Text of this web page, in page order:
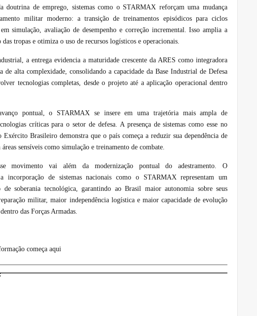
doutrina de emprego, sistemas como o STARMAX reforçam uma mudança
militar moderno: a transição de treinamentos episódicos para ciclos
em simulação, avaliação de desempenho e correção incremental. Isso amplia a
tropas e otimiza o uso de recursos logísticos e operacionais.
a entrega evidencia a maturidade crescente da ARES como integradora
de alta complexidade, consolidando a capacidade da Base Industrial de Defesa
tecnologias completas, desde o projeto até a aplicação operacional dentro
pontual, o STARMAX se insere em uma trajetória mais ampla de
críticas para o setor de defesa. A presença de sistemas como esse no
Brasileiro demonstra que o país começa a reduzir sua dependência de
áreas sensíveis como simulação e treinamento de combate.
movimento vai além da modernização pontual do adestramento. O
incorporação de sistemas nacionais como o STARMAX representam um
de soberania tecnológica, garantindo ao Brasil maior autonomia sobre seus
militar, maior independência logística e maior capacidade de evolução
das Forças Armadas.
começa aqui